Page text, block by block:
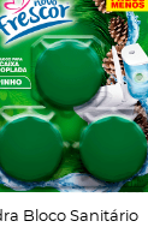
Bloco Sanitário